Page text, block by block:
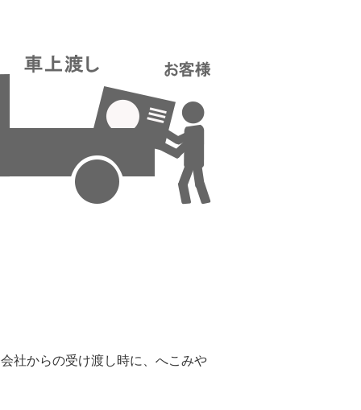
社からの受け渡し時に、へこみや